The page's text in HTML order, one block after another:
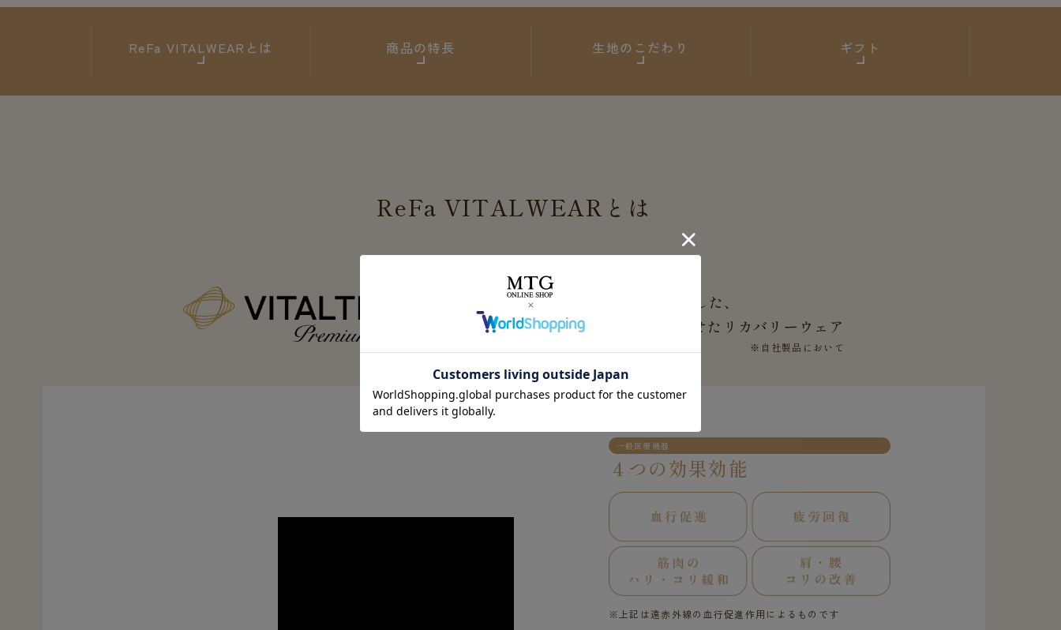
ReFa VITALWEARとは 商品の特長 生地のこだわり ギフト
ReFa VITALWEAR とは
血行促進繊維 VITALTECH®を使用した、
疲労回復と最高級※の着心地を融合させた リカバリーウェア
※自社製品において
一般医療機器
４つの効果効能
※上記は遠赤外線の血行促進作用によるものです